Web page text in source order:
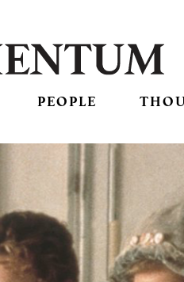
PEOPLE